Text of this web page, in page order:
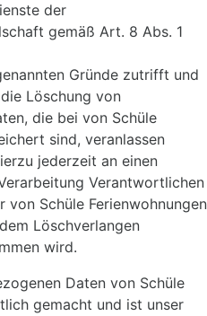
der
gemäß Art. 8 Abs. 1
Gründe zutrifft und
Löschung von
die bei von Schüle
sind, veranlassen
jederzeit an einen
Verantwortlichen
von Schüle Ferienwohnungen
Löschverlangen
wird.
Daten von Schüle
gemacht und ist unser